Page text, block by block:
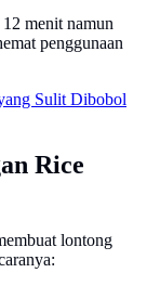
menit namun
penggunaan
Sulit Dibobol
Rice
lontong